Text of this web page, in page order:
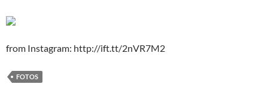
from Instagram: http://ift.tt/2nVR7M2
FOTOS